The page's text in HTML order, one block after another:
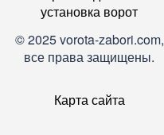
установка ворот
© 2025 vorota-zabori.com,
все права защищены.
Карта сайта